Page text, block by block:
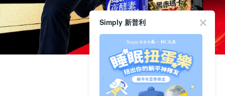
Simply 新普利